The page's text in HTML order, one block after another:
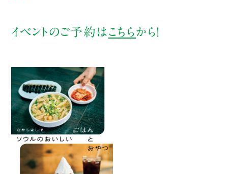
イベントのご予約は こちらから！